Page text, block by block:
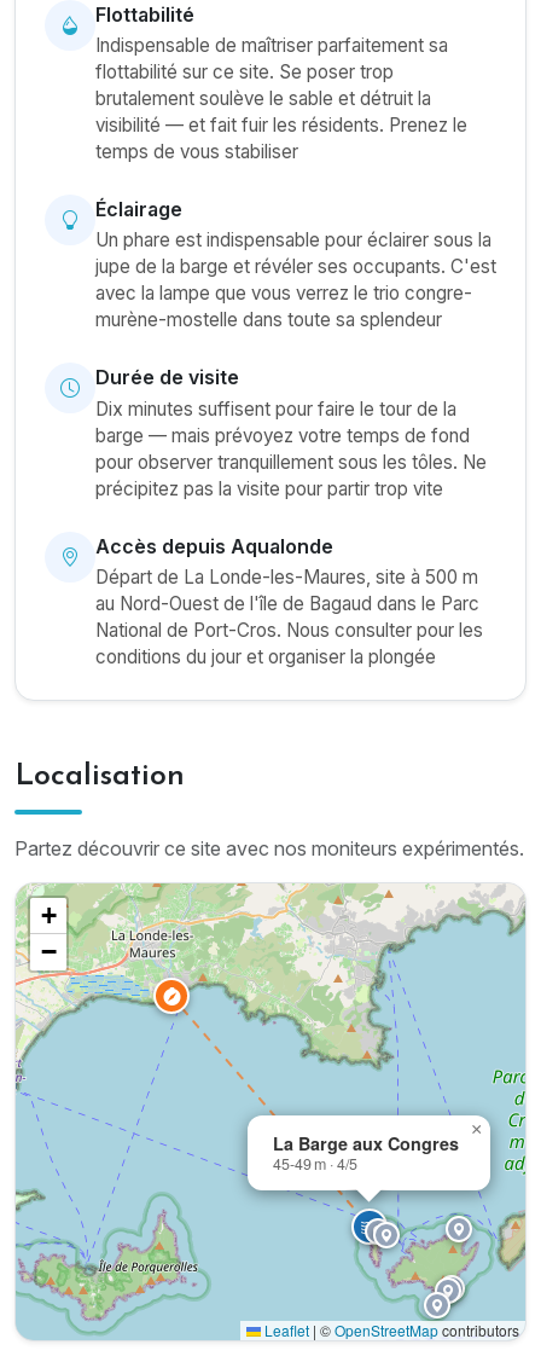
Flottabilité
Indispensable de maîtriser parfaitement sa
flottabilité sur ce site. Se poser trop
brutalement soulève le sable et détruit la
visibilité — et fait fuir les résidents. Prenez le
temps de vous stabiliser
Éclairage
Un phare est indispensable pour éclairer sous la
jupe de la barge et révéler ses occupants. C'est
avec la lampe que vous verrez le trio congre-
murène-mostelle dans toute sa splendeur
Durée de visite
Dix minutes suffisent pour faire le tour de la
barge — mais prévoyez votre temps de fond
pour observer tranquillement sous les tôles. Ne
précipitez pas la visite pour partir trop vite
Accès depuis Aqualonde
Départ de La Londe-les-Maures, site à 500 m
au Nord-Ouest de l'île de Bagaud dans le Parc
National de Port-Cros. Nous consulter pour les
conditions du jour et organiser la plongée
Localisation
Partez découvrir ce site avec nos moniteurs expérimentés.
La Barge aux Congres
45-49 m · 4/5
×
+
−
Leaflet | ©OpenStreetMapcontributors